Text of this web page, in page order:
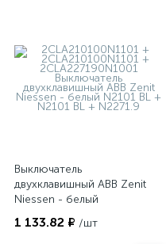
Выключатель
двухклавишный ABB Zenit
Niessen - белый
1 133.82 ₽ /шт